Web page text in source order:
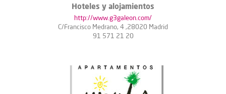
Hoteles y alojamientos
http://www.g3galeon.com/
C/Francisco Medrano, 4 ,28020 Madrid
91 571 21 20